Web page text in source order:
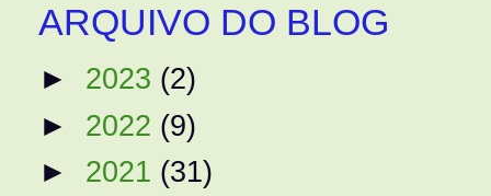
ARQUIVO DO BLOG
► 2023 (2)
► 2022 (9)
► 2021 (31)